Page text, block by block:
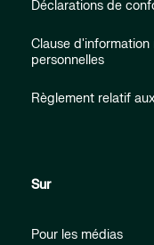
Déclarations de
Clause
personnelles
Règlement relatif
Sur
Pour les médias